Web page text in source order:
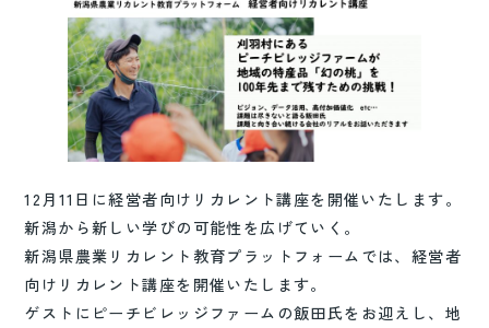
12月11日に経営者向けリカレント講座を開催いたします。
新潟から新しい学びの可能性を広げていく。
新潟県農業リカレント教育プラットフォームでは、経営者
向けリカレント講座を開催いたします。
ゲストにピーチビレッジファームの飯田氏をお迎えし、地